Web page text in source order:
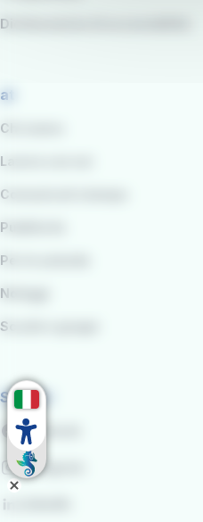
Dichiarazione di accessibilità
at
Chi siamo
Lavora con noi
Comunicati stampa
Pubblicità
Per le aziende
Noleggi
Scuole e gruppi
Seguici
Facebook
Instagram